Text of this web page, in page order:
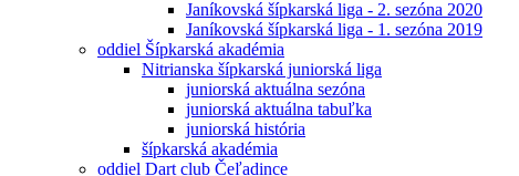
Janíkovská šípkarská liga - 2. sezóna 2020
Janíkovská šípkarská liga - 1. sezóna 2019
oddiel Šípkarská akadémia
Nitrianska šípkarská juniorská liga
juniorská aktuálna sezóna
juniorská aktuálna tabuľka
juniorská história
šípkarská akadémia
oddiel Dart club Čeľadince